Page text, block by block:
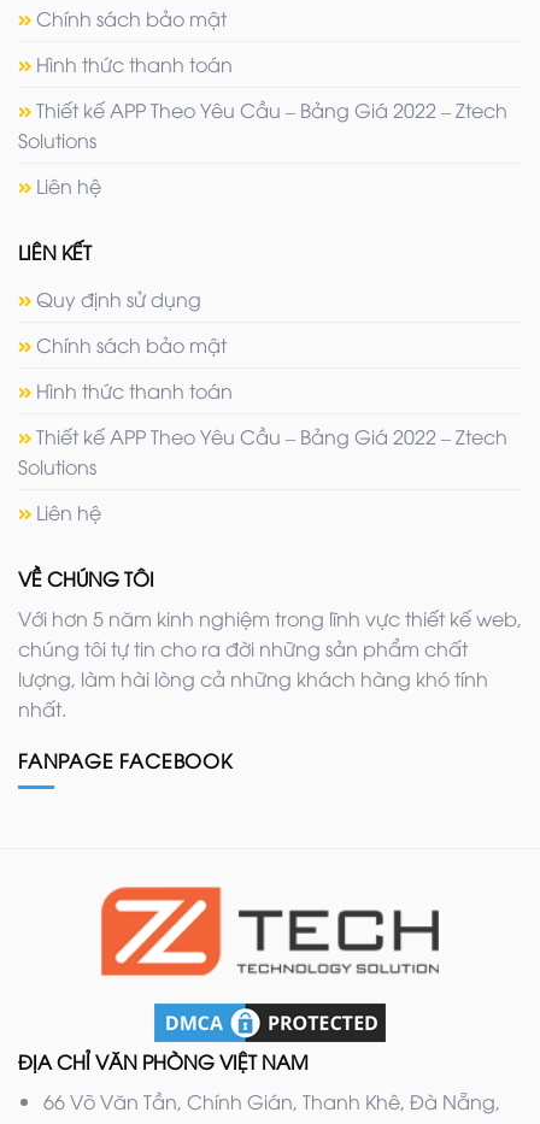
Chính sách bảo mật
Hình thức thanh toán
Thiết kế APP Theo Yêu Cầu – Bảng Giá 2022 – Ztech
Solutions
Liên hệ
LIÊN KẾT
Quy định sử dụng
Chính sách bảo mật
Hình thức thanh toán
Thiết kế APP Theo Yêu Cầu – Bảng Giá 2022 – Ztech
Solutions
Liên hệ
VỀ CHÚNG TÔI
Với hơn 5 năm kinh nghiệm trong lĩnh vực thiết kế web,
chúng tôi tự tin cho ra đời những sản phẩm chất
lượng, làm hài lòng cả những khách hàng khó tính
nhất.
FANPAGE FACEBOOK
ĐỊA CHỈ VĂN PHÒNG VIỆT NAM
66 Võ Văn Tần, Chính Gián, Thanh Khê, Đà Nẵng,